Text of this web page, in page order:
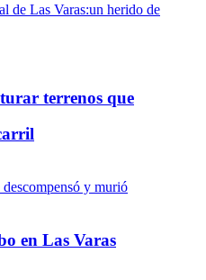
terrenos que
en Las Varas